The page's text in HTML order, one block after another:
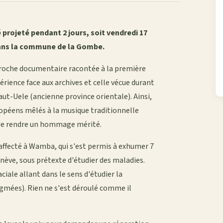
pendant 2 jours, soit vendredi 17
la commune de la Gombe.
documentaire racontée à la première
face aux archives et celle vécue durant
Uele (ancienne province orientale). Ainsi,
mêlés à la musique traditionnelle
rendre un hommage mérité.
à Wamba, qui s'est permis à exhumer 7
sous prétexte d'étudier des maladies.
allant dans le sens d'étudier la
Rien ne s'est déroulé comme il